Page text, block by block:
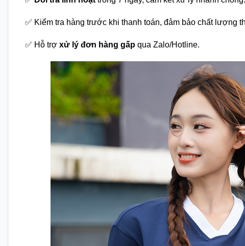
✅ Kiểm tra hàng trước khi thanh toán, đảm bảo chất lượng
✅ Hỗ trợ xử lý đơn hàng gấp qua Zalo/Hotline.